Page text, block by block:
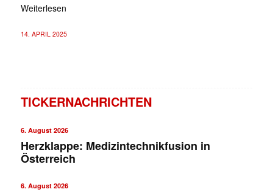
Weiterlesen
14. APRIL 2025
TICKERNACHRICHTEN
6. August 2026
Herzklappe: Medizintechnikfusion in
Österreich
6. August 2026